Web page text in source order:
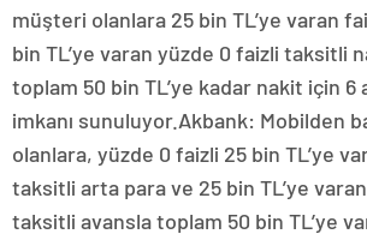
müşteri olanlara 25 bin TL’ye varan
bin TL’ye varan yüzde 0 faizli taksitli
toplam 50 bin TL’ye kadar nakit için 6
imkanı sunuluyor.Akbank: Mobilden
olanlara, yüzde 0 faizli 25 bin TL’ye
taksitli arta para ve 25 bin TL’ye
taksitli avansla toplam 50 bin TL’ye